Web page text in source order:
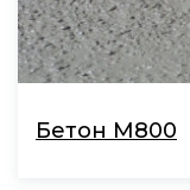
Бетон М800